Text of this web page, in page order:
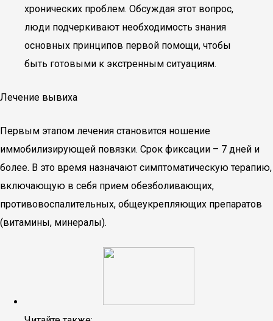
хронических проблем. Обсуждая этот вопрос,
люди подчеркивают необходимость знания
основных принципов первой помощи, чтобы
быть готовыми к экстренным ситуациям.
Лечение вывиха
Первым этапом лечения становится ношение
иммобилизирующей повязки. Срок фиксации – 7 дней и
более. В это время назначают симптоматическую терапию,
включающую в себя прием обезболивающих,
противовоспалительных, общеукрепляющих препаратов
(витамины, минералы).